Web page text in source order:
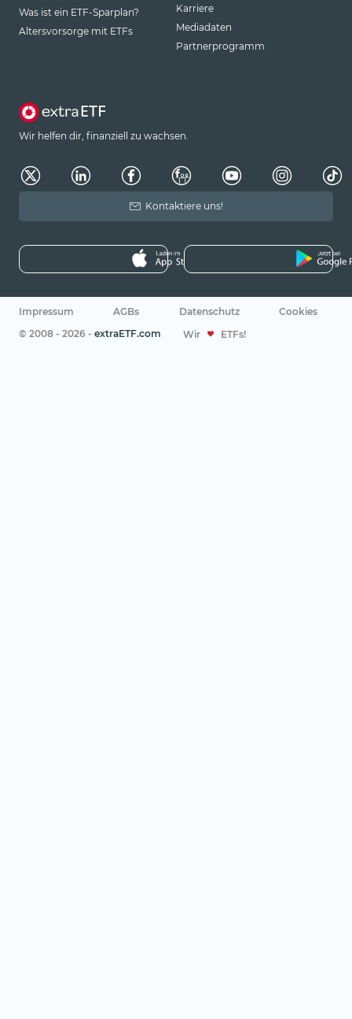
Was ist ein ETF-Sparplan?
Altersvorsorge mit ETFs
Karriere
Mediadaten
Partnerprogramm
Wir helfen dir, finanziell zu wachsen.
Kontaktiere uns!
Impressum AGBs Datenschutz
Cookies
© 2008 - 2026 - extraETF.com Wir ETFs!